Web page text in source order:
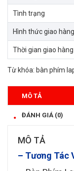
Tình trạng
Hình thức giao hàng
Thời gian giao hàng
Từ khóa: bàn phím
MÔ TẢ
ĐÁNH GIÁ (0)
MÔ TẢ
– Tương Tác